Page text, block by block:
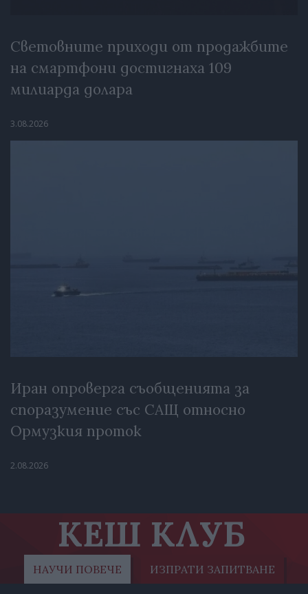
Световните приходи от продажбите
на смартфони достигнаха 109
милиарда долара
3.08.2026
Иран опроверга съобщенията за
споразумение със САЩ относно
Ормузкия проток
2.08.2026
КЕШ КЛУБ
НАУЧИ ПОВЕЧЕ ИЗПРАТИ ЗАПИТВАНЕ